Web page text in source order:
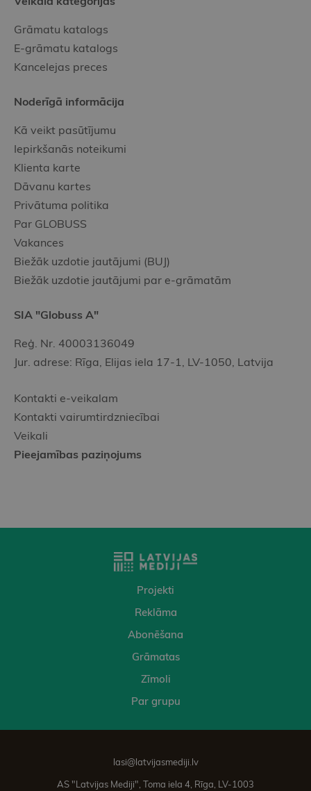
Grāmatu katalogs
E-grāmatu katalogs
Kancelejas preces
Noderīgā informācija
Kā veikt pasūtījumu
Iepirkšanās noteikumi
Klienta karte
Dāvanu kartes
Privātuma politika
Par GLOBUSS
Vakances
Biežāk uzdotie jautājumi (BUJ)
Biežāk uzdotie jautājumi par e-grāmatām
SIA "Globuss A"
Reģ. Nr. 40003136049
Jur. adrese: Rīga, Elijas iela 17-1, LV-1050, Latvija
Kontakti e-veikalam
Kontakti vairumtirdzniecībai
Veikali
Pieejamības paziņojums
Projekti
Reklāma
Abonēšana
Grāmatas
Zīmoli
Par grupu
lasi@latvijasmediji.lv
AS "Latvijas Mediji", Toma iela 4, Rīga, LV-1003